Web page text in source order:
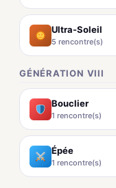
Ultra-Soleil
5 rencontre(s)
GÉNÉRATION VIII
Bouclier
1 rencontre(s)
Épée
1 rencontre(s)